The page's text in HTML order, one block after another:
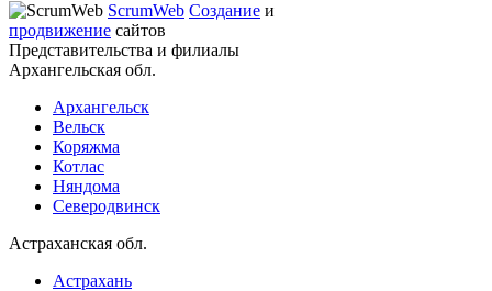
ScrumWeb Создание и
продвижение сайтов
Представительства и филиалы
Архангельская обл.
Архангельск
Вельск
Коряжма
Котлас
Няндома
Северодвинск
Астраханская обл.
Астрахань